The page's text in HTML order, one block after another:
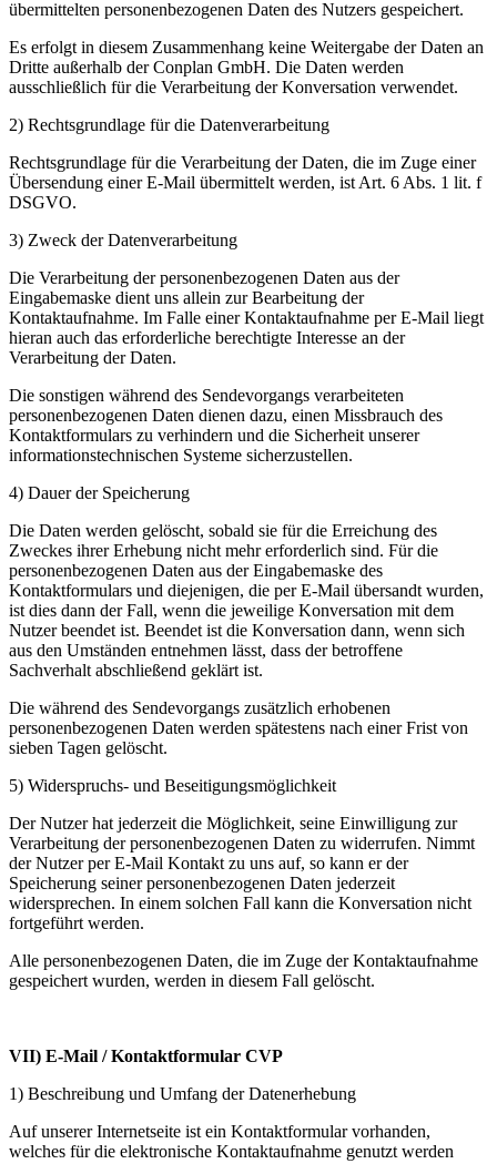
übermittelten personenbezogenen Daten des Nutzers gespeichert.
Es erfolgt in diesem Zusammenhang keine Weitergabe der Daten an
Dritte außerhalb der Conplan GmbH. Die Daten werden
ausschließlich für die Verarbeitung der Konversation verwendet.
2) Rechtsgrundlage für die Datenverarbeitung
Rechtsgrundlage für die Verarbeitung der Daten, die im Zuge einer
Übersendung einer E-Mail übermittelt werden, ist Art. 6 Abs. 1 lit. f
DSGVO.
3) Zweck der Datenverarbeitung
Die Verarbeitung der personenbezogenen Daten aus der
Eingabemaske dient uns allein zur Bearbeitung der
Kontaktaufnahme. Im Falle einer Kontaktaufnahme per E-Mail liegt
hieran auch das erforderliche berechtigte Interesse an der
Verarbeitung der Daten.
Die sonstigen während des Sendevorgangs verarbeiteten
personenbezogenen Daten dienen dazu, einen Missbrauch des
Kontaktformulars zu verhindern und die Sicherheit unserer
informationstechnischen Systeme sicherzustellen.
4) Dauer der Speicherung
Die Daten werden gelöscht, sobald sie für die Erreichung des
Zweckes ihrer Erhebung nicht mehr erforderlich sind. Für die
personenbezogenen Daten aus der Eingabemaske des
Kontaktformulars und diejenigen, die per E-Mail übersandt wurden,
ist dies dann der Fall, wenn die jeweilige Konversation mit dem
Nutzer beendet ist. Beendet ist die Konversation dann, wenn sich
aus den Umständen entnehmen lässt, dass der betroffene
Sachverhalt abschließend geklärt ist.
Die während des Sendevorgangs zusätzlich erhobenen
personenbezogenen Daten werden spätestens nach einer Frist von
sieben Tagen gelöscht.
5) Widerspruchs- und Beseitigungsmöglichkeit
Der Nutzer hat jederzeit die Möglichkeit, seine Einwilligung zur
Verarbeitung der personenbezogenen Daten zu widerrufen. Nimmt
der Nutzer per E-Mail Kontakt zu uns auf, so kann er der
Speicherung seiner personenbezogenen Daten jederzeit
widersprechen. In einem solchen Fall kann die Konversation nicht
fortgeführt werden.
Alle personenbezogenen Daten, die im Zuge der Kontaktaufnahme
gespeichert wurden, werden in diesem Fall gelöscht.
VII) E-Mail / Kontaktformular CVP
1) Beschreibung und Umfang der Datenerhebung
Auf unserer Internetseite ist ein Kontaktformular vorhanden,
welches für die elektronische Kontaktaufnahme genutzt werden